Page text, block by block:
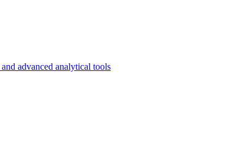
and advanced analytical tools